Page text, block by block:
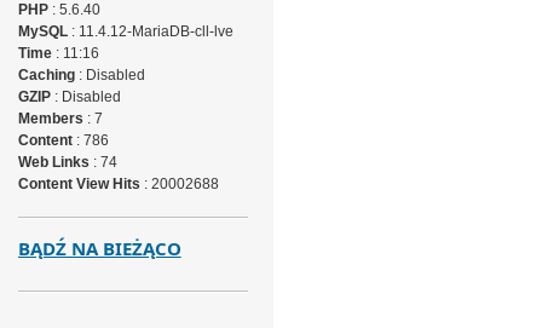
PHP: 5.6.40
MySQL: 11.4.12-MariaDB-cll-lve
Time: 11:16
Caching: Disabled
GZIP: Disabled
Members : 7
Content: 786
Web Links : 74
Content View Hits : 20002688
BĄDŹ NA BIEŻĄCO